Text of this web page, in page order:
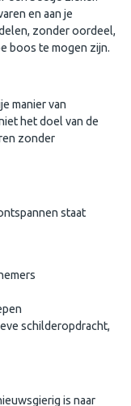
en aan je
zonder oordeel,
boos te mogen zijn.
manier van
het doel van de
zonder
staat
schilderopdracht,
is naar